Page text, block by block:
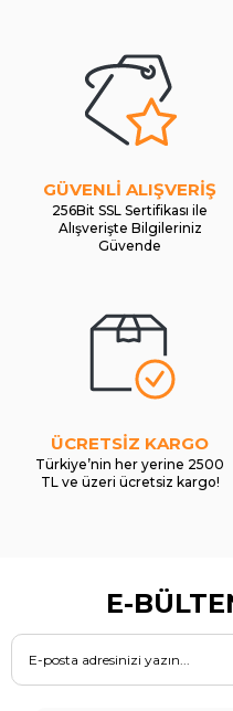
GÜVENLİ ALIŞVERİŞ
256Bit SSL Sertifikası ile
Alışverişte Bilgileriniz
Güvende
ÜCRETSİZ KARGO
Türkiye’nin her yerine 2500
TL ve üzeri ücretsiz kargo!
E-